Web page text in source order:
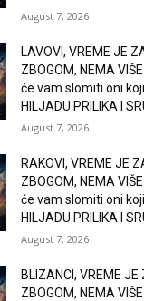
August 7, 2026
LAVOVI, VREME JE
ZBOGOM, NEMA
će vam slomiti oni
HILJADU PRILIKA I
August 7, 2026
RAKOVI, VREME JE
ZBOGOM, NEMA
će vam slomiti oni
HILJADU PRILIKA I
August 7, 2026
BLIZANCI, VREME JE
ZBOGOM, NEMA